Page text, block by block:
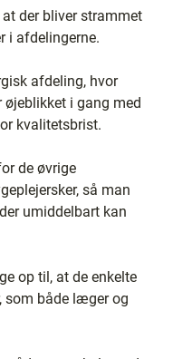
der bliver strammet
i afdelingerne.
afdeling, hvor
i gang med
kvalitetsbrist.
de øvrige
så man
umiddelbart kan
op til, at de enkelte
som både læger og